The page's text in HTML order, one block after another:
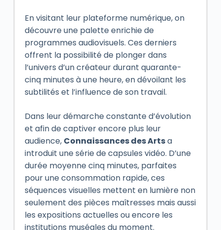
En visitant leur plateforme numérique, on
découvre une palette enrichie de
programmes audiovisuels. Ces derniers
offrent la possibilité de plonger dans
l’univers d’un créateur durant quarante-
cinq minutes à une heure, en dévoilant les
subtilités et l’influence de son travail.
Dans leur démarche constante d’évolution
et afin de captiver encore plus leur
audience, Connaissances des Artsa
introduit une série de capsules vidéo. D’une
durée moyenne cinq minutes, parfaites
pour une consommation rapide, ces
séquences visuelles mettent en lumière non
seulement des pièces maîtresses mais aussi
les expositions actuelles ou encore les
institutions muséales du moment.